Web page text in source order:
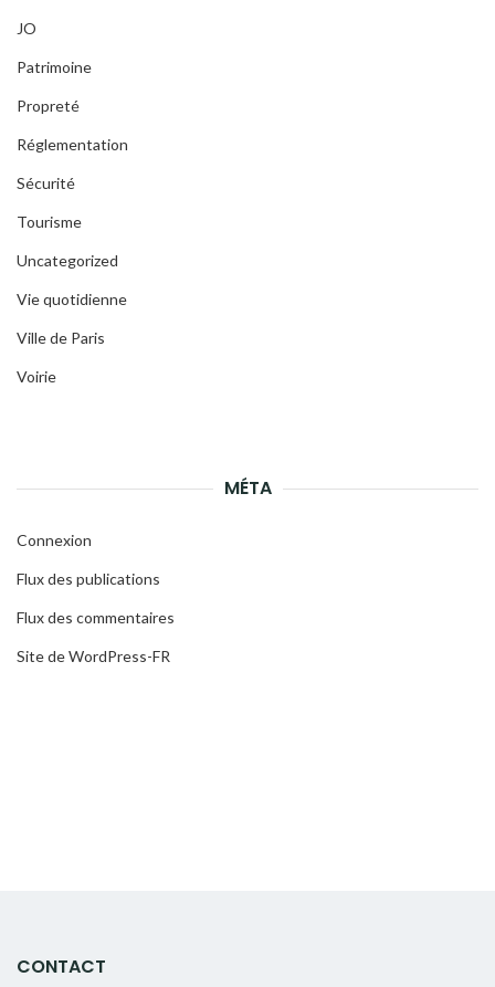
JO
Patrimoine
Propreté
Réglementation
Sécurité
Tourisme
Uncategorized
Vie quotidienne
Ville de Paris
Voirie
MÉTA
Connexion
Flux des publications
Flux des commentaires
Site de WordPress-FR
CONTACT